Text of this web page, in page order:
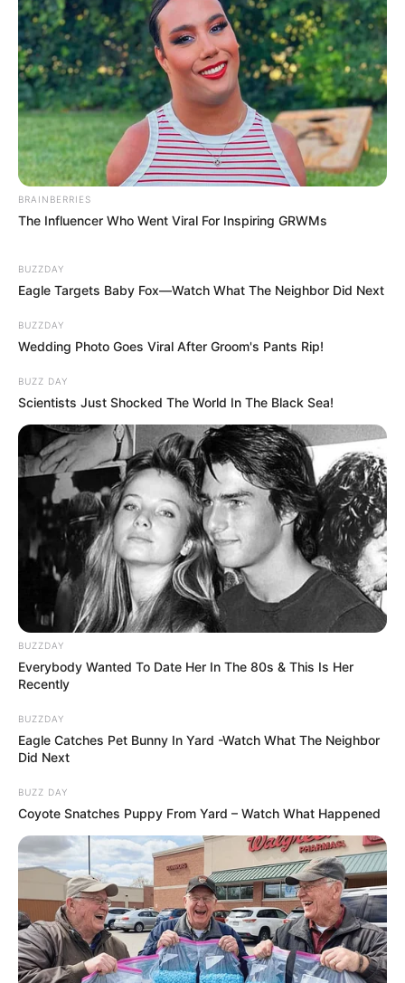
BRAINBERRIES
The Influencer Who Went Viral For Inspiring GRWMs
BUZZDAY
Eagle Targets Baby Fox—Watch What The Neighbor Did Next
BUZZDAY
Wedding Photo Goes Viral After Groom's Pants Rip!
BUZZ DAY
Scientists Just Shocked The World In The Black Sea!
BUZZDAY
Everybody Wanted To Date Her In The 80s & This Is Her
Recently
BUZZDAY
Eagle Catches Pet Bunny In Yard -Watch What The Neighbor
Did Next
BUZZ DAY
Coyote Snatches Puppy From Yard – Watch What Happened